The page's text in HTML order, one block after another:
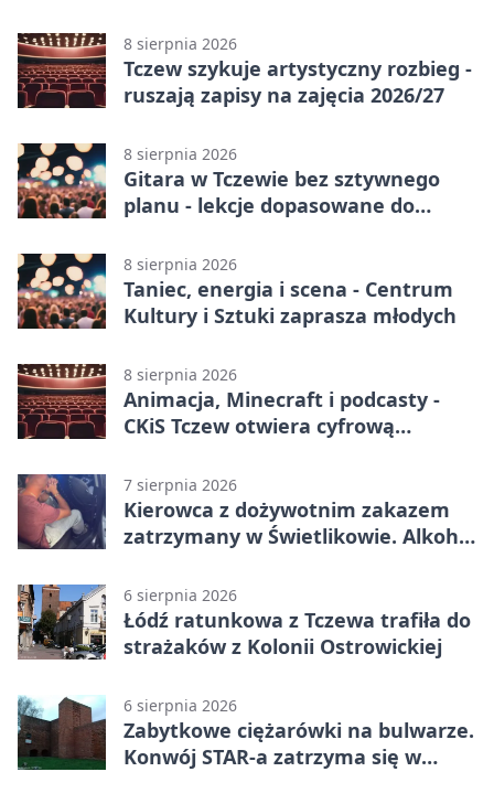
8 sierpnia 2026
Tczew szykuje artystyczny rozbieg -
ruszają zapisy na zajęcia 2026/27
8 sierpnia 2026
Gitara w Tczewie bez sztywnego
planu - lekcje dopasowane do
8 sierpnia 2026
Taniec, energia i scena - Centrum
Kultury i Sztuki zaprasza młodych
8 sierpnia 2026
Animacja, Minecraft i podcasty -
CKiS Tczew otwiera cyfrową
7 sierpnia 2026
Kierowca z dożywotnim zakazem
zatrzymany w Świetlikowie. Alkohol
6 sierpnia 2026
Łódź ratunkowa z Tczewa trafiła do
strażaków z Kolonii Ostrowickiej
6 sierpnia 2026
Zabytkowe ciężarówki na bulwarze.
Konwój STAR-a zatrzyma się w